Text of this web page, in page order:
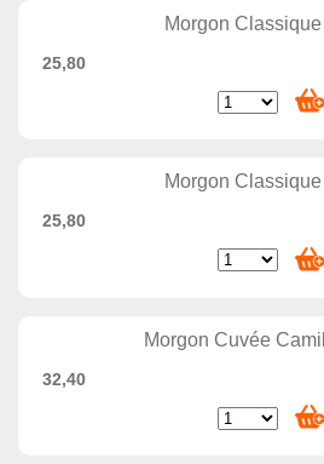
Morgon
25,80
Morgon
25,80
Morgon Cuvée
32,40